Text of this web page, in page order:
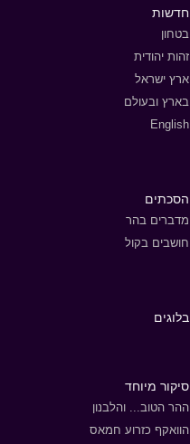
חדשות
בטחון
זהות יהודית
ארץ ישראל
בארץ ובעולם
English
הסכתים
מדברים בהר
חושבים בקול
בלוגים
סיקור מיוחד
ההר הטוב... והלבנון
הוואקף כזרוע חמאס